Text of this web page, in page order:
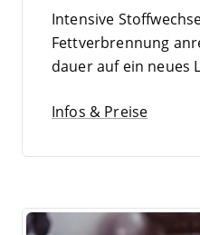
Inten­si­ve
Fett­ver­bren­nung
dau­er auf ein neu­es
Infos & Preise